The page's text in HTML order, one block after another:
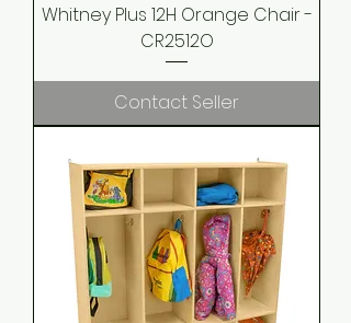
Whitney Plus 12H Orange Chair -
CR2512O
Contact Seller